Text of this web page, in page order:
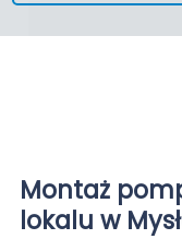
Montaż
lokalu w